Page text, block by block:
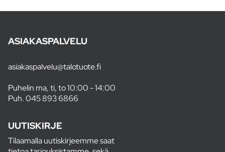
ASIAKASPALVELU
asiakaspalvelu@talotuote.fi
Puhelin ma, ti, to 10:00 - 14:00
Puh.045 893 6866
UUTISKIRJE
Tilaamalla uutiskirjeemme saat